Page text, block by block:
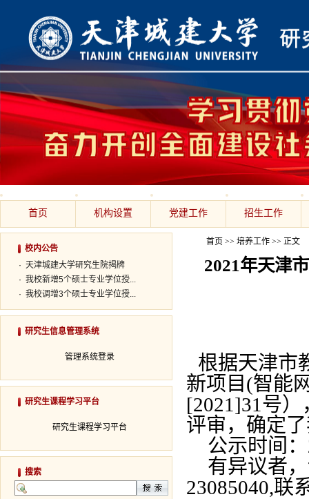
首页 机构设置 党建工作 招生工作
首页 >> 培养工作 >> 正文
2021年天津
根据天津市
新项目 (智能
[2021]31 号）
评审，确定
公示时间：
有异议者
23085040,联
校内公告
· 天津城建大学研究生院揭牌
· 我校新增5个硕士专业学位授...
· 我校调增3个硕士专业学位授...
研究生信息管理系统
管理系统登录
研究生课程学习平台
研究生课程学习平台
搜索